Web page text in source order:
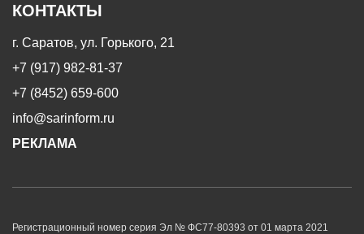
КОНТАКТЫ
г. Саратов, ул. Горького, 21
+7 (917) 982-81-37
+7 (8452) 659-600
info@sarinform.ru
РЕКЛАМА
Регистрационный номер серия Эл № ФС77-80393 от 01 марта 2021